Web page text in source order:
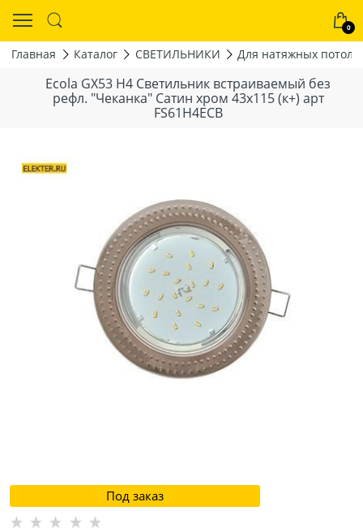
0
Главная Каталог СВЕТИЛЬНИКИ Для натяжных
Ecola GX53 H4 Светильник встраиваемый без
рефл. "Чеканка" Сатин хром 43x115 (к+) арт
FS61H4ECB
Под заказ